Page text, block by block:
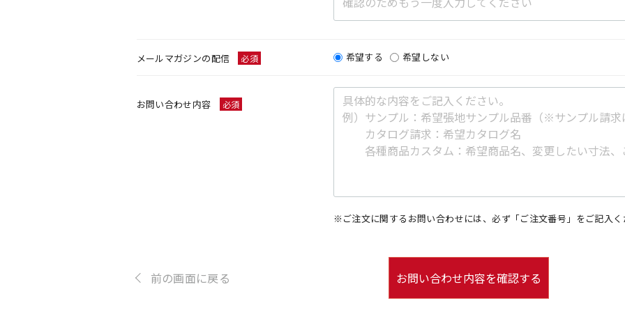
メールマガジンの配信 必須 希望する 希望しない
お問い合わせ内容 必須
※ご注文に関するお問い合わせには、必ず「ご注文番号」をご記入
前の画面に戻る お問い合わせ内容を確認する